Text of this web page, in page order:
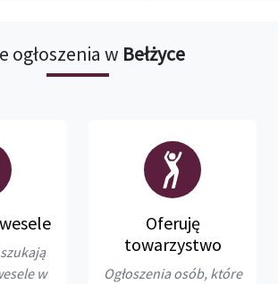
ogłoszenia w Bełżyce
w
Oferuję
towarzystwo
Ogłoszenia osób, które